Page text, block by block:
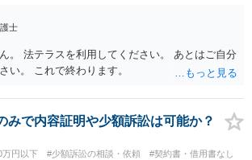
依頼いただいた場合の費用については、詳細を
させていただきますので、宜しければ、個別に
です。 宜しくお願い致します。
士
。 法テラスを利用してください。 あとはご自分
い。 これで終わります。
みで内容証明や少額訴訟は可能か？
万円以下 #少額訴訟の相談・依頼
#契約書・借用書なし